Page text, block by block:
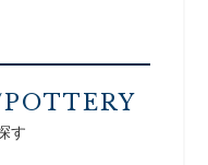
す